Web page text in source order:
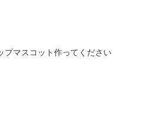
プマスコット作ってください